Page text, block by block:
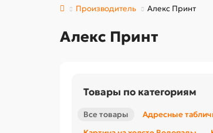
Производитель Алекс Принт
Алекс Принт
Товары по категориям
Все товары Адресные